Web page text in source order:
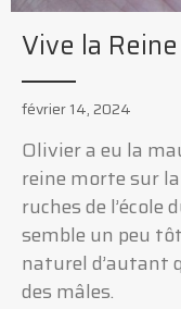
Vive la Reine
février 14, 2024
Olivier a eu la
reine morte sur la
ruches de l’école
semble un peu
naturel d’autant
des mâles.